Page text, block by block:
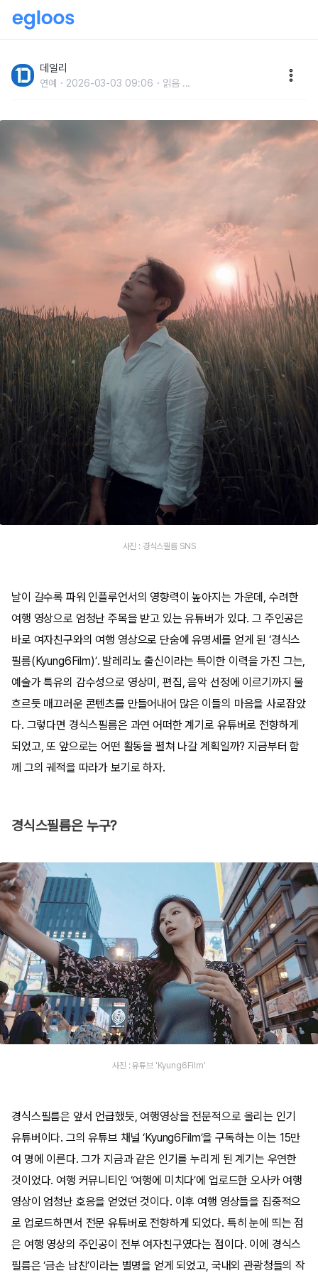
출신?데일리
연예 2026-03-03 09:06 읽음 ...
사진 : 경식스필름 SNS
날이 갈수록 파워 인플루언서의 영향력이 높아지는 가운데, 수려한
여행 영상으로 엄청난 주목을 받고 있는 유튜버가 있다. 그 주인공은
바로 여자친구와의 여행 영상으로 단숨에 유명세를 얻게 된 ‘경식스
필름(Kyung6Film)’. 발레리노 출신이라는 특이한 이력을 가진 그는,
예술가 특유의 감수성으로 영상미, 편집, 음악 선정에 이르기까지 물
흐르듯 매끄러운 콘텐츠를 만들어내어 많은 이들의 마음을 사로잡았
다. 그렇다면 경식스필름은 과연 어떠한 계기로 유튜버로 전향하게
되었고, 또 앞으로는 어떤 활동을 펼쳐 나갈 계획일까? 지금부터 함
께 그의 궤적을 따라가 보기로 하자.
경식스필름은 누구?
사진 : 유튜브 'Kyung6Film'
경식스필름은 앞서 언급했듯, 여행영상을 전문적으로 올리는 인기
유튜버이다. 그의 유튜브 채널 ‘Kyung6Film’을 구독하는 이는 15만
여 명에 이른다. 그가 지금과 같은 인기를 누리게 된 계기는 우연한
것이었다. 여행 커뮤니티인 ‘여행에 미치다’에 업로드한 오사카 여행
영상이 엄청난 호응을 얻었던 것이다. 이후 여행 영상들을 집중적으
로 업로드하면서 전문 유튜버로 전향하게 되었다. 특히 눈에 띄는 점
은 여행 영상의 주인공이 전부 여자친구였다는 점이다. 이에 경식스
필름은 ‘금손 남친’이라는 별명을 얻게 되었고, 국내외 관광청들의 작